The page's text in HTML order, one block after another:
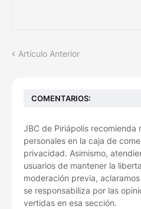
Artículo Anterior
COMENTARIOS:
JBC de Piriápolis recomienda
personales en la caja de
privacidad. Asimismo,
usuarios de mantener la
moderación previa,
se responsabiliza por las
vertidas en esa sección.